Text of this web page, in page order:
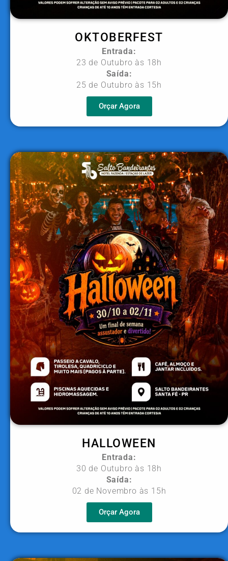
OKTOBERFEST
Entrada:
23 de Outubro às 18h
Saída:
25 de Outubro às 15h
Orçar Agora
HALLOWEEN
Entrada:
30 de Outubro às 18h
Saída:
02 de Novembro às 15h
Orçar Agora